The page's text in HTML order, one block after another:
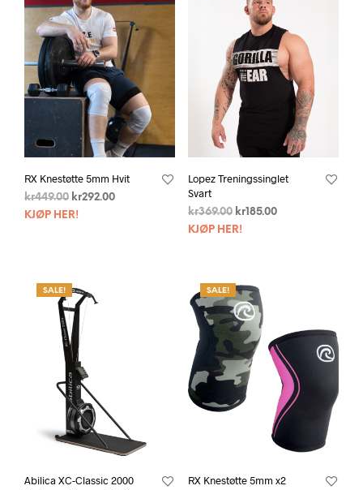
RX Knestøtte 5mm Hvit
kr449.00 kr292.00
KJØP HER!
Lopez Treningssinglet
Svart
kr369.00 kr185.00
KJØP HER!
SALE!
Abilica XC-Classic 2000
SALE!
RX Knestøtte 5mm x2